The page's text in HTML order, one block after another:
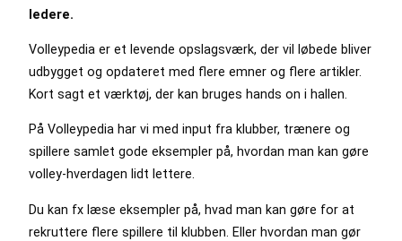
ledere.
Volleypedia er et levende opslagsværk, der vil løbede bliver
udbygget og opdateret med flere emner og flere artikler.
Kort sagt et værktøj, der kan bruges hands on i hallen.
På Volleypedia har vi med input fra klubber, trænere og
spillere samlet gode eksempler på, hvordan man kan gøre
volley-hverdagen lidt lettere.
Du kan fx læse eksempler på, hvad man kan gøre for at
rekruttere flere spillere til klubben. Eller hvordan man gør